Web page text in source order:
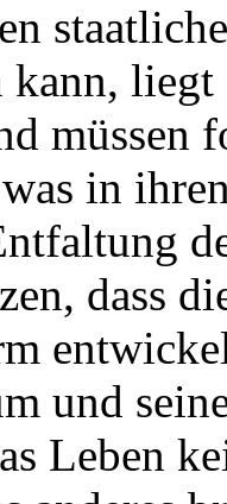
müssen
in
dass
und
Leben